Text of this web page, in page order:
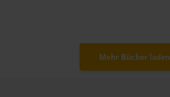
Mehr Bücher laden